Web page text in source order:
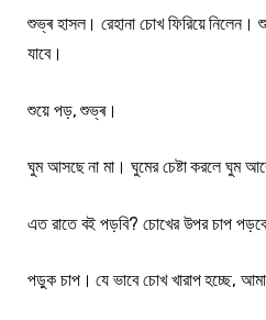
শুভ্ৰ হাসল। রেহানা চোখ ফিরিয়ে নিলেন।
যাবে।
শুয়ে পড়, শুভ্ৰ।
ঘুম আসছে না মা। ঘুমের চেষ্টা করলে ঘুম
এত রাতে বই পড়বি? চোখের উপর চাপ
পড়ুক চাপ। যে ভাবে চোখ খারাপ হচ্ছে,